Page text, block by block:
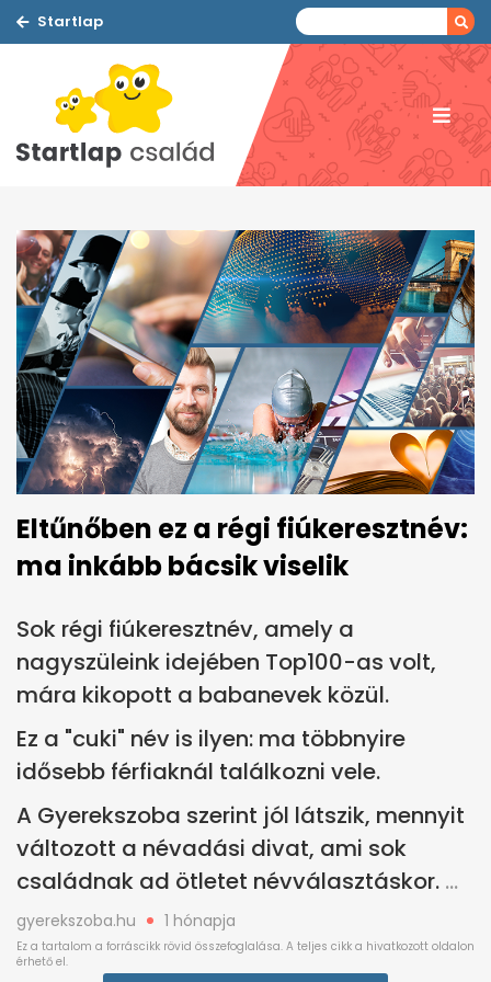
Startlap
Eltűnőben ez a régi fiúkeresztnév:
ma inkább bácsik viselik
Sok régi fiúkeresztnév, amely a
nagyszüleink idejében Top100-as volt,
mára kikopott a babanevek közül.
Ez a "cuki" név is ilyen: ma többnyire
idősebb férfiaknál találkozni vele.
A Gyerekszoba szerint jól látszik, mennyit
változott a névadási divat, ami sok
családnak ad ötletet névválasztáskor.
gyerekszoba.hu 1 hónapja